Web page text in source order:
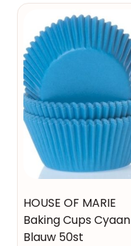
HOUSE OF MARIE
Baking Cups Cyaan
Blauw 50st